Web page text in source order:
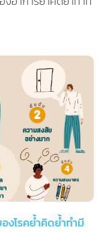
งโรคย้ำคิดย้ำทำมี